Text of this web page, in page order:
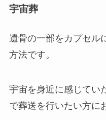
宇宙葬
遺骨の一部をカプセル
方法です。
宇宙を身近に感じてい
で葬送を行いたい方に